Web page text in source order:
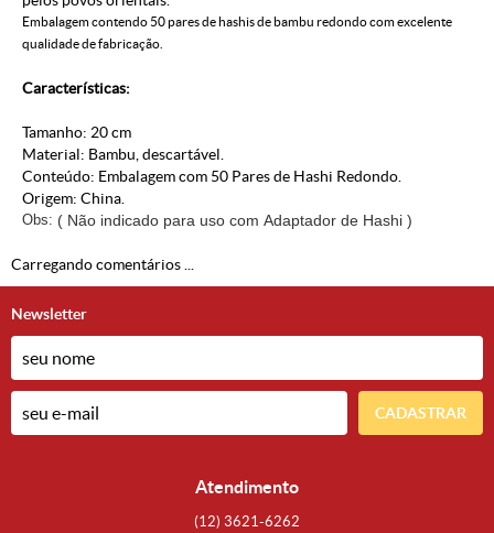
Embalagem contendo 50 pares de hashis de bambu redondo com excelente
qualidade de fabricação.
Características:
Tamanho: 20 cm
Material: Bambu, descartável.
Conteúdo: Embalagem com 50 Pares de Hashi Redondo.
Origem: China.
Obs: ( Não indicado para uso com Adaptador de Hashi )
Carregando comentários ...
Newsletter
CADASTRAR
Atendimento
(12) 3621-6262